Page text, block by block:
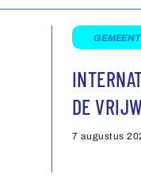
DE
7 augustus